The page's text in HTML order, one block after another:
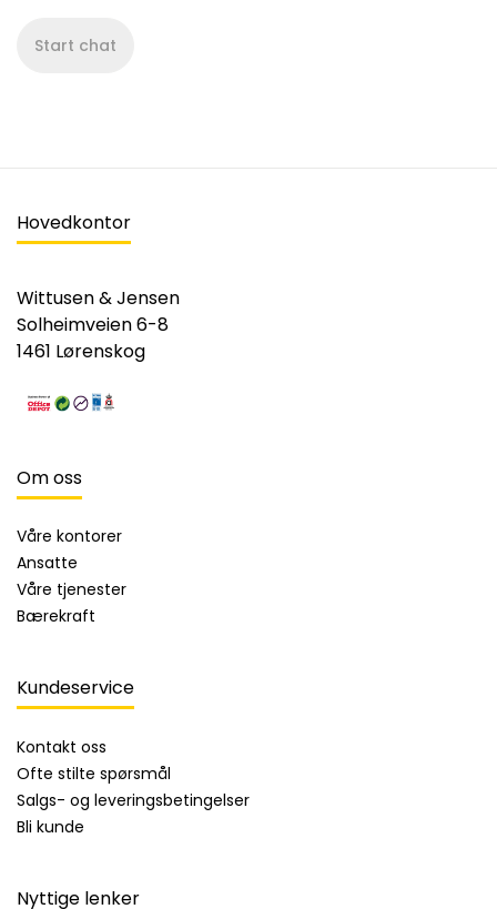
Start chat
Hovedkontor
Wittusen & Jensen
Solheimveien 6-8
1461 Lørenskog
Om oss
Våre kontorer
Ansatte
Våre tjenester
Bærekraft
Kundeservice
Kontakt oss
Ofte stilte spørsmål
Salgs- og leveringsbetingelser
Bli kunde
Nyttige lenker